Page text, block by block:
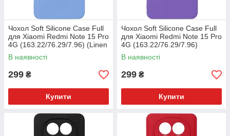
Чохол Soft Silicone Case Full
для Xiaomi Redmi Note 15 Pro
4G (163.22/76.29/7.96) (Linen
Blue/Lilac)
В наявності
299 ₴
Купити
Чохол Soft Silicone Case Full
для Xiaomi Redmi Note 15 Pro
4G (163.22/76.29/7.96)
(Elegant Purple)
В наявності
299 ₴
Купити